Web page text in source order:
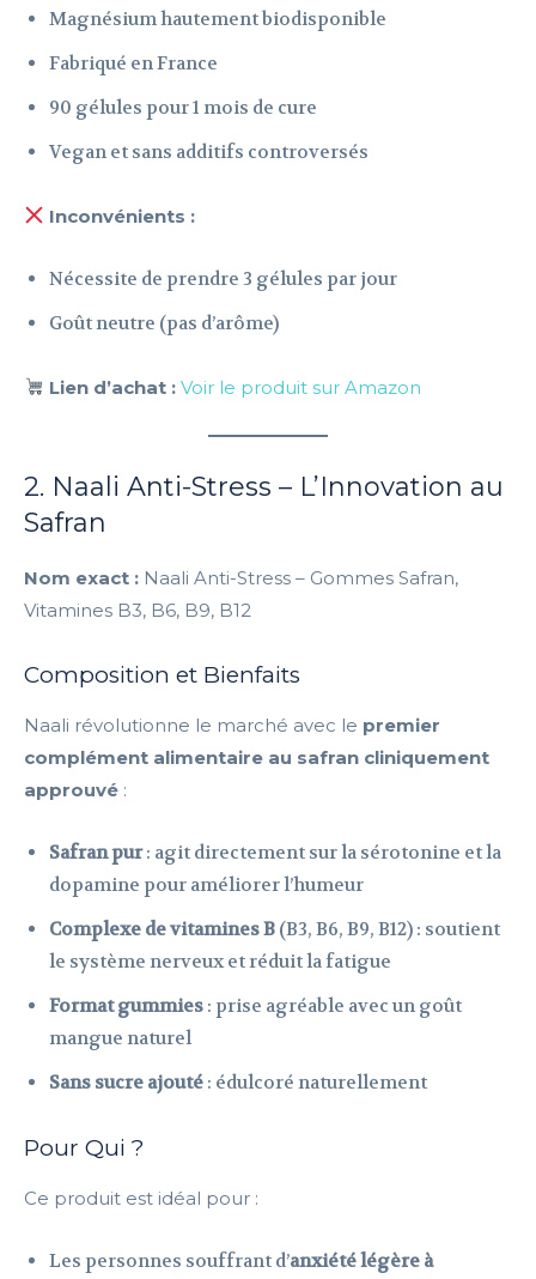
Magnésium hautement biodisponible
Fabriqué en France
90 gélules pour 1 mois de cure
Vegan et sans additifs controversés
Inconvénients :
Nécessite de prendre 3 gélules par jour
Goût neutre (pas d’arôme)
Lien d’achat : Voir le produit sur Amazon
2. Naali Anti-Stress – L’Innovation au
Safran
Nom exact : Naali Anti-Stress – Gommes Safran,
Vitamines B3, B6, B9, B12
Composition et Bienfaits
Naali révolutionne le marché avec le premier
complément alimentaire au safran cliniquement
approuvé :
Safran pur: agit directement sur la sérotonine et la
dopamine pour améliorer l’humeur
Complexe de vitamines B (B3, B6, B9, B12) : soutient
le système nerveux et réduit la fatigue
Format gummies : prise agréable avec un goût
mangue naturel
Sans sucre ajouté : édulcoré naturellement
Pour Qui ?
Ce produit est idéal pour :
Les personnes souffrant d’anxiété légère à